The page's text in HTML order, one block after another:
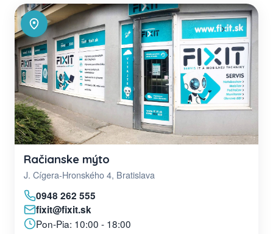
Račianske mýto
J. Cígera-Hronského 4, Bratislava
0948 262 555
fixit@fixit.sk
Pon-Pia: 10:00 - 18:00